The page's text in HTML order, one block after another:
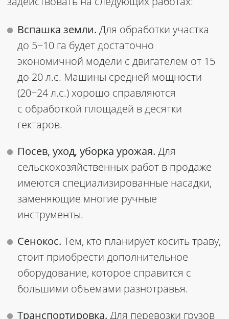
задействовать на следующих работах:
Вспашка земли. Для обработки участка
до 5−10 га будет достаточно
экономичной модели с двигателем от 15
до 20 л.с. Машины средней мощности
(20−24 л.с.) хорошо справляются
с обработкой площадей в десятки
гектаров.
Посев, уход, уборка урожая. Для
сельскохозяйственных работ в продаже
имеются специализированные насадки,
заменяющие многие ручные
инструменты.
Сенокос. Тем, кто планирует косить траву,
стоит приобрести дополнительное
оборудование, которое справится с
большими объемами разнотравья.
Транспортировка. Для перевозки грузов